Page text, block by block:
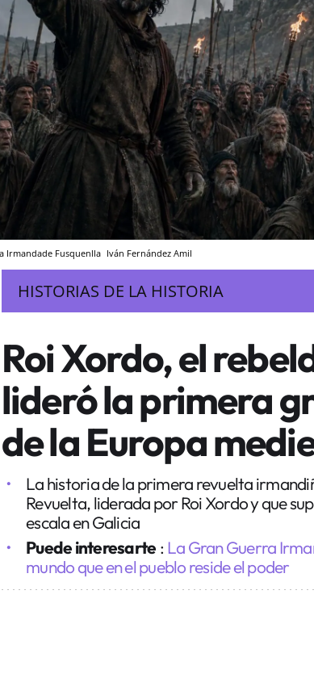
Irmandade Fusquenlla Iván Fernández Amil
HISTORIAS DE LA HISTORIA
Roi Xordo, el
lideró la primera
de la Europa
La historia de la primera revuelta
Revuelta, liderada por Roi Xordo y que
escala en Galicia
Puede interesarte : La Gran Guerra
mundo que en el pueblo reside el poder